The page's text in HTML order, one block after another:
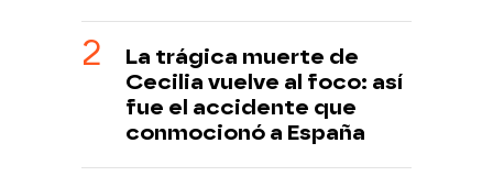
La trágica muerte de
Cecilia vuelve al foco: así
fue el accidente que
conmocionó a España